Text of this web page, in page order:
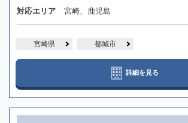
対応エリア 宮崎、鹿児島
宮崎県 都城市
詳細を見る